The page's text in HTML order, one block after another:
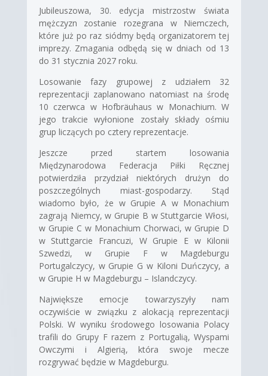
Jubileuszowa, 30. edycja mistrzostw świata
mężczyzn zostanie rozegrana w Niemczech,
które już po raz siódmy będą organizatorem tej
imprezy. Zmagania odbędą się w dniach od 13
do 31 stycznia 2027 roku.
Losowanie fazy grupowej z udziałem 32
reprezentacji zaplanowano natomiast na środę
10 czerwca w Hofbräuhaus w Monachium. W
jego trakcie wyłonione zostały składy ośmiu
grup liczących po cztery reprezentacje.
Jeszcze przed startem losowania
Międzynarodowa Federacja Piłki Ręcznej
potwierdziła przydział niektórych drużyn do
poszczególnych miast-gospodarzy. Stąd
wiadomo było, że w Grupie A w Monachium
zagrają Niemcy, w Grupie B w Stuttgarcie Włosi,
w Grupie C w Monachium Chorwaci, w Grupie D
w Stuttgarcie Francuzi, W Grupie E w Kilonii
Szwedzi, w Grupie F w Magdeburgu
Portugalczycy, w Grupie G w Kiloni Duńczycy, a
w Grupie H w Magdeburgu – Islandczycy.
Największe emocje towarzyszyły nam
oczywiście w związku z alokacją reprezentacji
Polski. W wyniku środowego losowania Polacy
trafili do Grupy F razem z Portugalią, Wyspami
Owczymi i Algierią, która swoje mecze
rozgrywać będzie w Magdeburgu.